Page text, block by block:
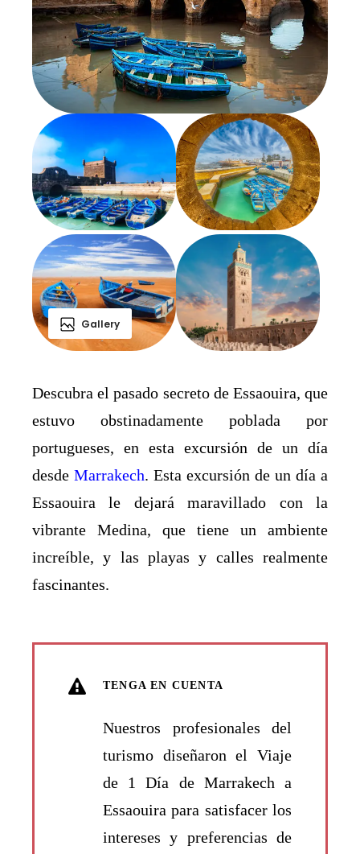
Gallery
Descubra el pasado secreto de Essaouira, que
estuvo obstinadamente poblada por
portugueses, en esta excursión de un día
desde Marrakech. Esta excursión de un día a
Essaouira le dejará maravillado con la
vibrante Medina, que tiene un ambiente
increíble, y las playas y calles realmente
fascinantes.
TENGA EN CUENTA
Nuestros profesionales del
turismo diseñaron el Viaje
de 1 Día de Marrakech a
Essaouira para satisfacer los
intereses y preferencias de